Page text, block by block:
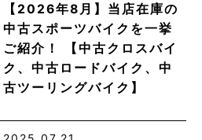
【2026年8月】当店在庫の
中古スポーツバイクを一挙
ご紹介！ 【中古クロスバイ
ク、中古ロードバイク、中
古ツーリングバイク】